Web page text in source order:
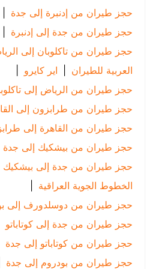
حجز طيران من إدنبرة إلى جدة
حجز طيران من جدة إلى إدنبرة |
حجز طيران من تاكلوبان إلى الرياض
|
العربية للطيران | اير كايرو
|
حجز طيران من الرياض إلى تاكلوبان |
حجز طيران من طرابزون إلى القاهرة |
حجز طيران من القاهرة إلى طرابزون |
حجز طيران من بيشكيك إلى جدة
حجز طيران من جدة إلى بيشكيك |
الخطوط الجوية العراقية
حجز طيران من دوسلدورف إلى بودروم
حجز طيران من جدة إلى كوتاباتو |
حجز طيران من كوتاباتو إلى جدة
حجز طيران من بودروم إلى جدة